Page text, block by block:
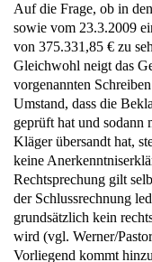
Auf die Frage, ob in
sowie vom 23.3.2009
von 375.331,85 € zu
Gleichwohl neigt das
vorgenannten
Umstand, dass die
geprüft hat und sodann
Kläger übersandt hat,
keine
Rechtsprechung gilt
der Schlussrechnung
grundsätzlich kein
wird (vgl. Werner/
Vorliegend kommt